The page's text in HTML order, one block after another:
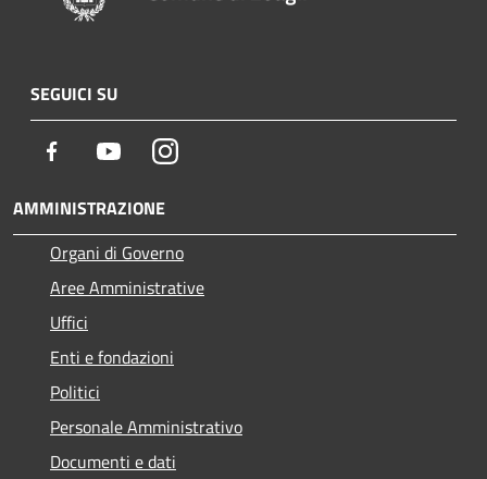
SEGUICI SU
Facebook YoutubeInstagram
AMMINISTRAZIONE
Organi di Governo
Aree Amministrative
Uffici
Enti e fondazioni
Politici
Personale Amministrativo
Documenti e dati